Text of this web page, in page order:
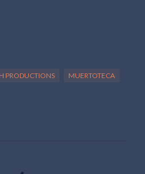
PRODUCTIONS MUERTOTECA